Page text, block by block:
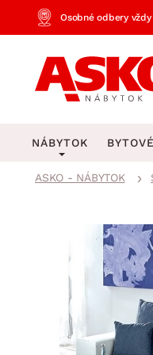
Osobné odbery
NÁBYTOK
Obývacia
Pracovňa a
Behúne a malé
Detské koberce
Kúpeľňové predložky
Zobrazit vše
ASKO - NÁBYTOK